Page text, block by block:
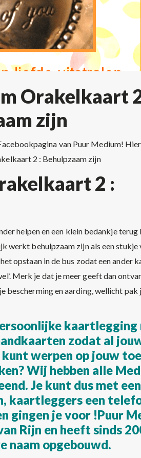
Orakelkaart
zijn
van Puur Medium!
2 : Behulpzaam zijn
2 :
helpen en een klein bedankje
werkt behulpzaam zijn als een stukje
opstaan in de bus zodat een ander
Merk je dat je meer geeft dan
bescherming en aarding, wellicht
kaartlegging
zodat al
werpen op jouw
Wij hebben alle
Je kunt dus met
kaartleggers een
gingen je voor !Puur
Rijn en heeft sinds
naam opgebouwd.